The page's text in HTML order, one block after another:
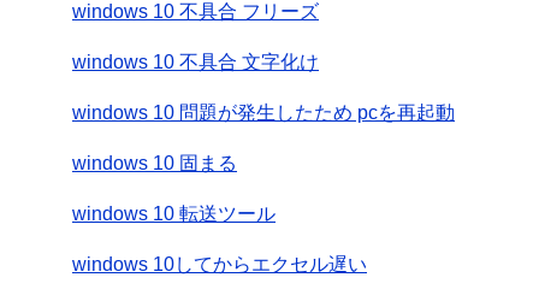
windows 10 不具合 フリーズ
windows 10 不具合 文字化け
windows 10 問題が発生したため pcを再起動
windows 10 固まる
windows 10 転送ツール
windows 10してからエクセル遅い